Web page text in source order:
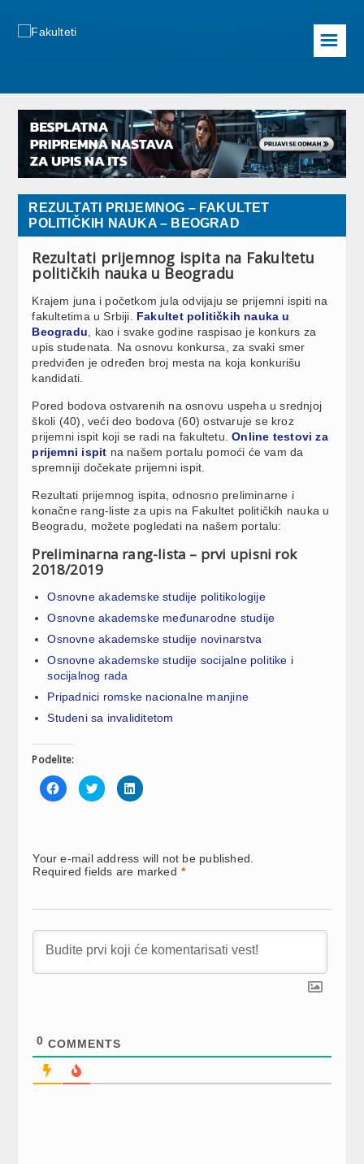
☰
REZULTATI PRIJEMNOG – FAKULTET
POLITIČKIH NAUKA – BEOGRAD
Rezultati prijemnog ispita na Fakultetu
političkih nauka u Beogradu
Krajem juna i početkom jula odvijaju se prijemni ispiti na
fakultetima u Srbiji. Fakultet političkih nauka u
Beogradu , kao i svake godine raspisao je konkurs za
upis studenata. Na osnovu konkursa, za svaki smer
predviđen je određen broj mesta na koja konkurišu
kandidati.
Pored bodova ostvarenih na osnovu uspeha u srednjoj
školi (40), veći deo bodova (60) ostvaruje se kroz
prijemni ispit koji se radi na fakultetu.Online testovi za
prijemni ispit na našem portalu pomoći će vam da
spremniji dočekate prijemni ispit.
Rezultati prijemnog ispita, odnosno preliminarne i
konačne rang-liste za upis na Fakultet političkih nauka u
Beogradu, možete pogledati na našem portalu:
Preliminarna rang-lista – prvi upisni rok
2018/2019
Osnovne akademske studije politikologije
Osnovne akademske međunarodne studije
Osnovne akademske studije novinarstva
Osnovne akademske studije socijalne politike i
socijalnog rada
Pripadnici romske nacionalne manjine
Studeni sa invaliditetom
Podelite:
Click
to
share
new
window)
Click
to
share
new
window)
Click
to
new
window)
Your e-mail address will not be published.
Required fields are marked *
0 COMMENTS